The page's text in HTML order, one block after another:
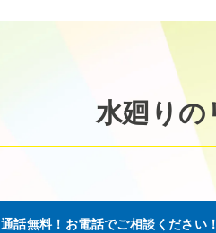
水廻りの
通話無料！お電話でご相談ください！